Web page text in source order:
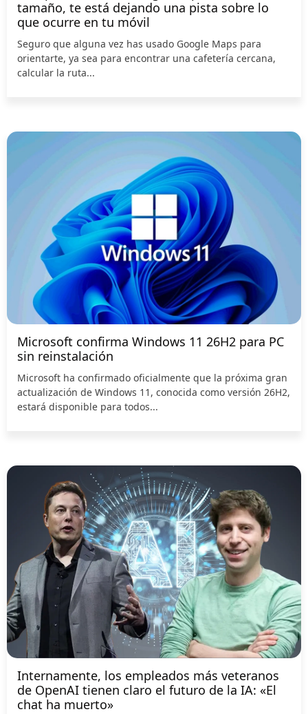
tamaño, te está dejando una pista sobre lo
que ocurre en tu móvil
Seguro que alguna vez has usado Google Maps para
orientarte, ya sea para encontrar una cafetería cercana,
calcular la ruta...
Microsoft confirma Windows 11 26H2 para PC
sin reinstalación
Microsoft ha confirmado oficialmente que la próxima gran
actualización de Windows 11, conocida como versión 26H2,
estará disponible para todos...
Internamente, los empleados más veteranos
de OpenAI tienen claro el futuro de la IA: «El
chat ha muerto»